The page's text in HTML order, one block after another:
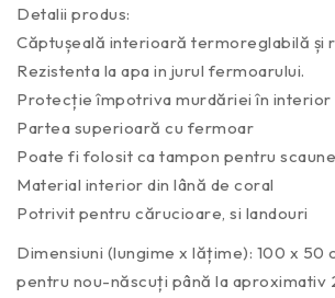
Detalii produs:
Căptușeală interioară termoreglabilă și
Rezistenta la apa in jurul fermoarului.
Protecție împotriva murdăriei în interior
Partea superioară cu fermoar
Poate fi folosit ca tampon pentru scaune
Material interior din lână de coral
Potrivit pentru cărucioare, si landouri
Dimensiuni (lungime x lățime): 100 x 50
pentru nou-născuți până la aproximativ